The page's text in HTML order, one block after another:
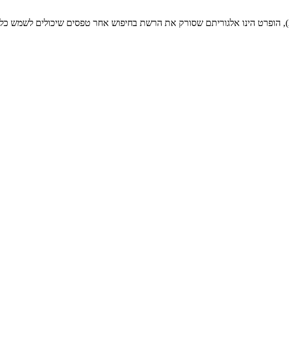
הינך בעמוד אשר מציג את בקשה לרישום כיועץ מס (טופס 2750), הופרט הינו אלגוריתם שסורק את הרשת